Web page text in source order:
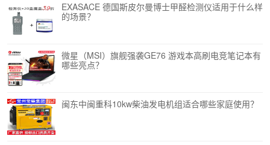
EXASACE 德国斯皮尔曼博士甲醛检测仪适用于什么样
的场景？
微星（MSI）旗舰强袭GE76 游戏本高刷电竞笔记本有
哪些亮点？
闽东中闽重科10kw柴油发电机组适合哪些家庭使用？